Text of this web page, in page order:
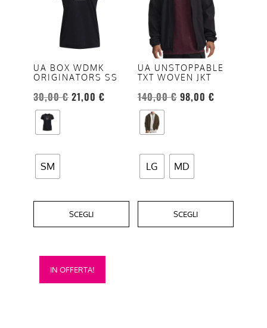
UA BOX WDMK
ORIGINATORS SS
30,00€ 21,00 €
SM
SCEGLI
varianti.
opzioni
possono
essere
scelte
nella
del
prodotto
UA UNSTOPPABLE
TXT WOVEN JKT
140,00€ 98,00 €
LG MD
SCEGLI
più
varianti.
opzioni
possono
essere
scelte
nella
del
prodotto
IN OFFERTA!
Questo
prodotto